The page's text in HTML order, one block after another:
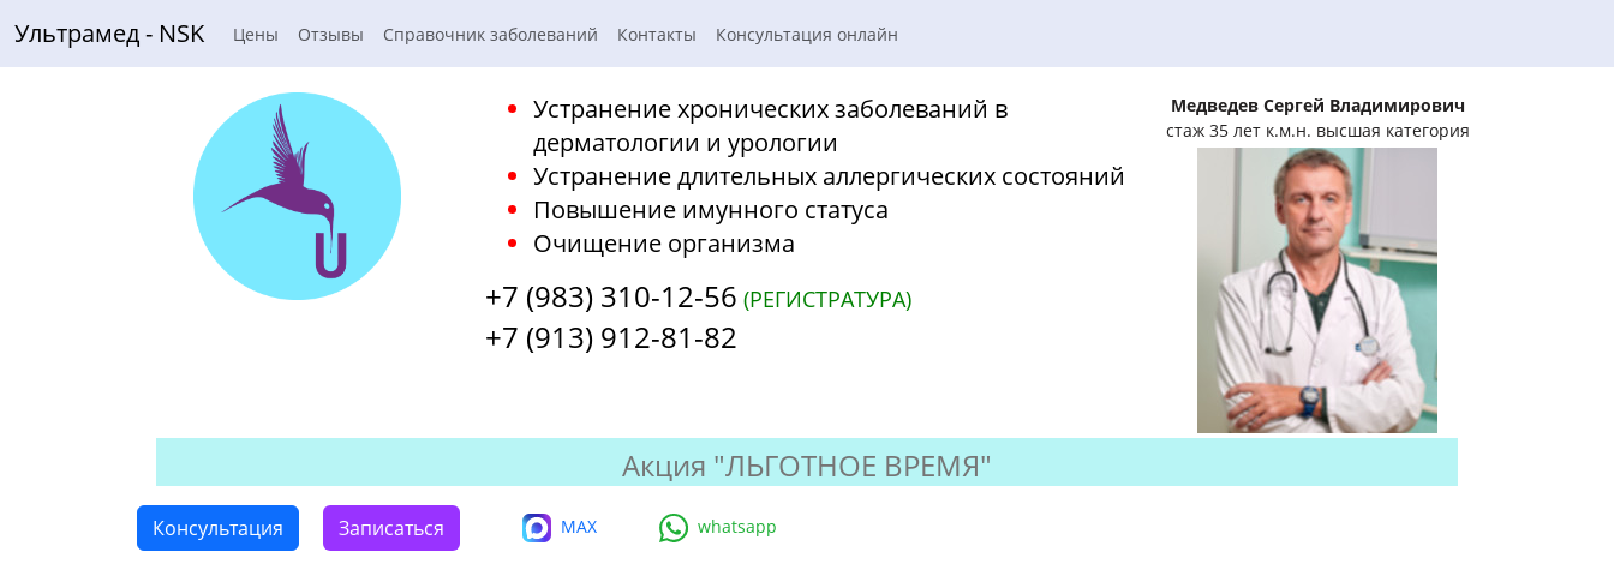
Ультрамед - NSK Цены Отзывы Справочник заболеваний Контакты Консультация онлайн
Устранение хронических заболеваний в
дерматологии и урологии
Устранение длительных аллергических состояний
Повышение имунного статуса
Очищение организма
+7 (983) 310-12-56 (РЕГИСТРАТУРА)
+7 (913) 912-81-82
Медведев Сергей Владимирович
стаж 35 лет к.м.н. высшая категория
Акция "ЛЬГОТНОЕ ВРЕМЯ"
Консультация Записаться MAX whatsapp